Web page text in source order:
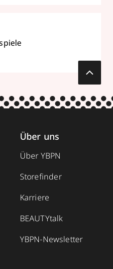
Über uns
Über YBPN
Storefinder
Karriere
BEAUTYtalk
YBPN-Newsletter